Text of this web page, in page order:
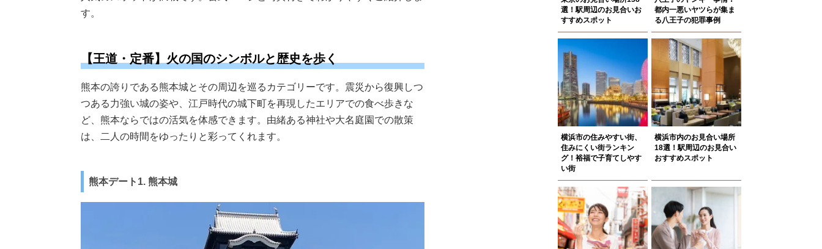
す。
【王道・定番】火の国のシンボルと歴史を歩く
熊本の誇りである熊本城とその周辺を巡るカテゴリーです。震災から復興しつ
つある力強い城の姿や、江戸時代の城下町を再現したエリアでの食べ歩きな
ど、熊本ならではの活気を体感できます。由緒ある神社や大名庭園での散策
は、二人の時間をゆったりと彩ってくれます。
熊本デート1. 熊本城
選！駅周辺のお見合いお
すすめスポット
都内一悪いヤツらが集ま
る八王子の犯罪事例
横浜市の住みやすい街、
住みにくい街ランキン
グ！裕福で子育てしやす
い街
横浜市内のお見合い場所
18選！駅周辺のお見合い
おすすめスポット